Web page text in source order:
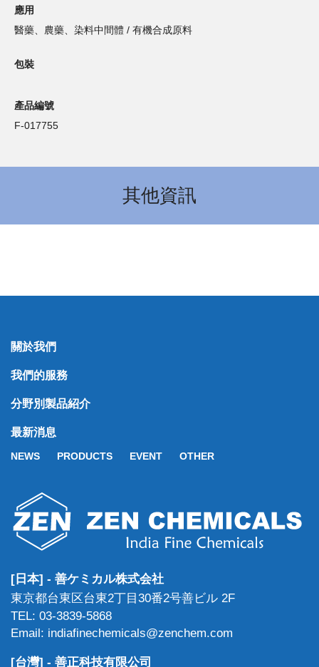
應用
醫藥、農藥、染料中間體 / 有機合成原料
包裝
產品編號
F-017755
其他資訊
關於我們
我們的服務
分野別製品紹介
最新消息
NEWS PRODUCTS EVENT OTHER
[日本] - 善ケミカル株式会社
東京都台東区台東2丁目30番2号善ビル 2F
TEL: 03-3839-5868
Email: indiafinechemicals@zenchem.com
[台灣] - 善正科技有限公司